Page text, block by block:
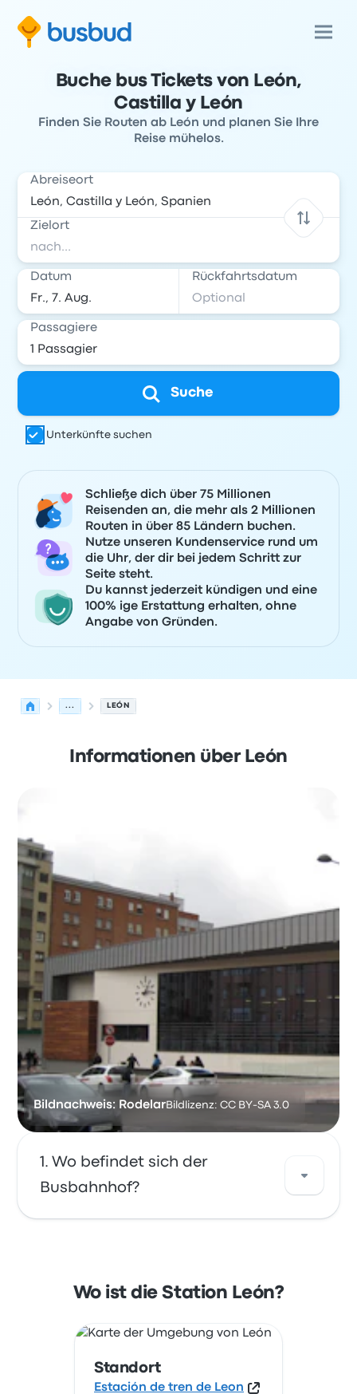
Buche bus Tickets von León,
Castilla y León
Finden Sie Routen ab León und planen Sie Ihre
Reise mühelos.
Abreiseort
Zielort
Datum Rückfahrtsdatum
Passagiere
Suche
Unterkünfte suchen
Schließe dich über 75 Millionen
Reisenden an, die mehr als 2 Millionen
Routen in über 85 Ländern buchen.
Nutze unseren Kundenservice rund um
die Uhr, der dir bei jedem Schritt zur
Seite steht.
Du kannst jederzeit kündigen und eine
100% ige Erstattung erhalten, ohne
Angabe von Gründen.
... LEÓN
Informationen über León
Bildnachweis: RodelarBildlizenz: CC BY-SA 3.0
Wo befindet sich der
Busbahnhof?
Bushaltestelle in León auf einer Karte an.
Wo ist die Station León?
Standort
Estación de tren de Leon